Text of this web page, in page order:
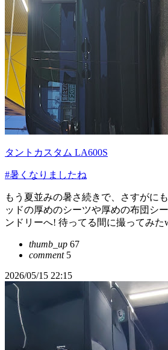
タントカスタム LA600S
#暑くなりましたね
もう夏並みの暑さ続きで、さすがに
ッドの厚めのシーツや厚めの布団シ
ンドリーへ! 待ってる間に撮ってみた
thumb_up 67
comment5
2026/05/15 22:15